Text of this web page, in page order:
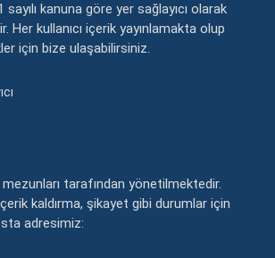
kanuna göre yer sağlayıcı olarak
Her kullanıcı içerik yayınlamakta olup
için bize ulaşabilirsiniz.
tarafından yönetilmektedir.
kaldırma, şikayet gibi durumlar için
adresimiz: